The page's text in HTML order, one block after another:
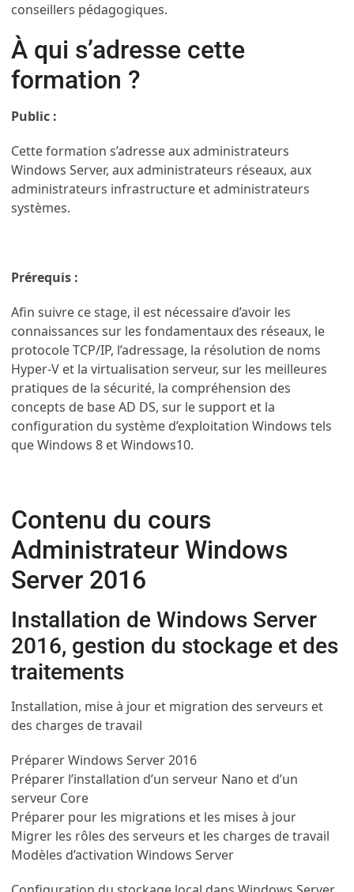
conseillers pédagogiques.
À qui s’adresse cette
formation ?
Public :
Cette formation s’adresse aux administrateurs
Windows Server, aux administrateurs réseaux, aux
administrateurs infrastructure et administrateurs
systèmes.
Prérequis :
Afin suivre ce stage, il est nécessaire d’avoir les
connaissances sur les fondamentaux des réseaux, le
protocole TCP/IP, l’adressage, la résolution de noms
Hyper-V et la virtualisation serveur, sur les meilleures
pratiques de la sécurité, la compréhension des
concepts de base AD DS, sur le support et la
configuration du système d’exploitation Windows tels
que Windows 8 et Windows10.
Contenu du cours
Administrateur Windows
Server 2016
Installation de Windows Server
2016, gestion du stockage et des
traitements
Installation, mise à jour et migration des serveurs et
des charges de travail
Préparer Windows Server 2016
Préparer l’installation d’un serveur Nano et d’un
serveur Core
Préparer pour les migrations et les mises à jour
Migrer les rôles des serveurs et les charges de travail
Modèles d’activation Windows Server